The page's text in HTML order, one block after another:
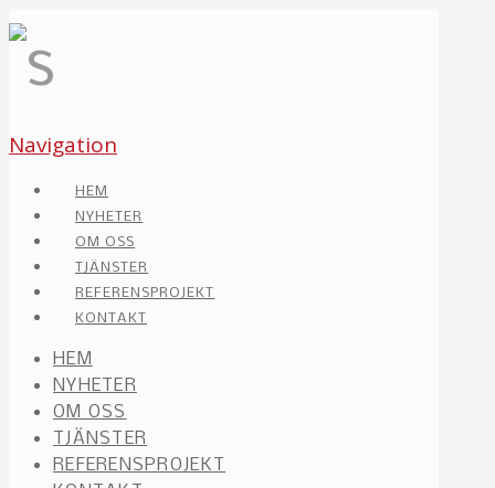
Navigation
HEM
NYHETER
OM OSS
TJÄNSTER
REFERENSPROJEKT
KONTAKT
HEM
NYHETER
OM OSS
TJÄNSTER
REFERENSPROJEKT